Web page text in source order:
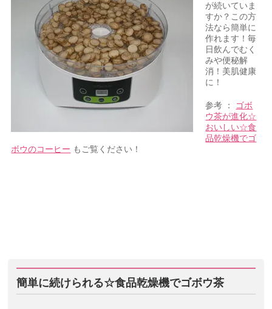
が続いていま
すか？この方
法なら簡単に
作れます！毎
日飲んでむく
みや便秘解
消！美肌健康
に！
参考 ： ゴボ
ウ茶が進化☆
おいしい☆食
品乾燥機でゴ
ボウのコーヒー もご覧ください！
簡単に続けられる☆食品乾燥機でゴボウ茶